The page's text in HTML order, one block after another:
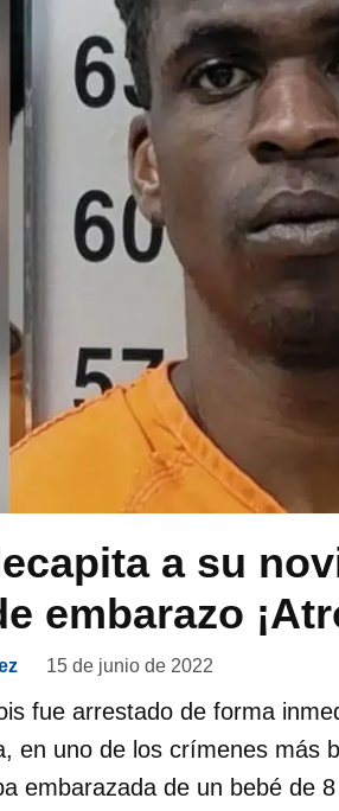
a su
embarazo
15 de junio de 2022
fue arrestado de forma
en uno de los crímenes más
embarazada de un bebé de